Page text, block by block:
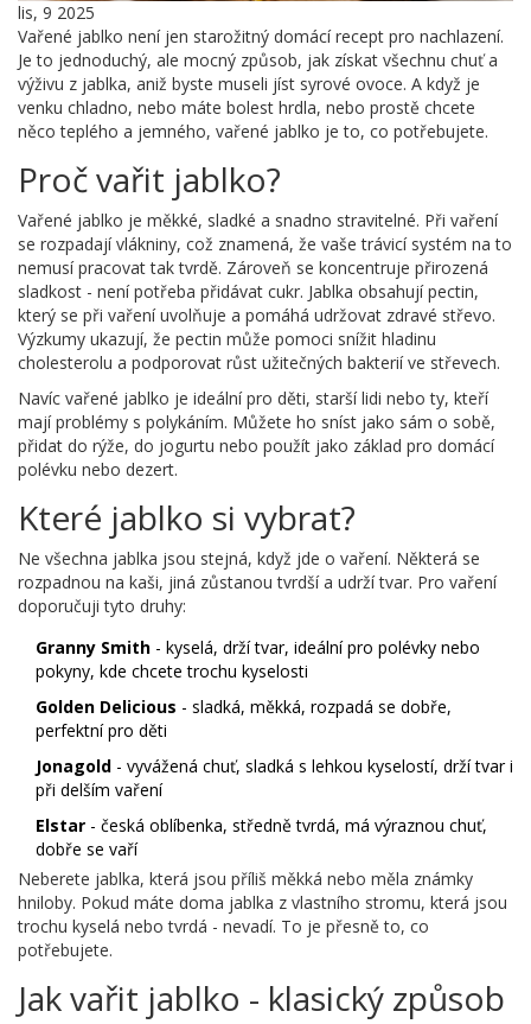
lis, 9 2025
Vařené jablko není jen starožitný domácí recept pro nachlazení.
Je to jednoduchý, ale mocný způsob, jak získat všechnu chuť a
výživu z jablka, aniž byste museli jíst syrové ovoce. A když je
venku chladno, nebo máte bolest hrdla, nebo prostě chcete
něco teplého a jemného, vařené jablko je to, co potřebujete.
Proč vařit jablko?
Vařené jablko je měkké, sladké a snadno stravitelné. Při vaření
se rozpadají vlákniny, což znamená, že vaše trávicí systém na to
nemusí pracovat tak tvrdě. Zároveň se koncentruje přirozená
sladkost - není potřeba přidávat cukr. Jablka obsahují pectin,
který se při vaření uvolňuje a pomáhá udržovat zdravé střevo.
Výzkumy ukazují, že pectin může pomoci snížit hladinu
cholesterolu a podporovat růst užitečných bakterií ve střevech.
Navíc vařené jablko je ideální pro děti, starší lidi nebo ty, kteří
mají problémy s polykáním. Můžete ho sníst jako sám o sobě,
přidat do rýže, do jogurtu nebo použít jako základ pro domácí
polévku nebo dezert.
Které jablko si vybrat?
Ne všechna jablka jsou stejná, když jde o vaření. Některá se
rozpadnou na kaši, jiná zůstanou tvrdší a udrží tvar. Pro vaření
doporučuji tyto druhy:
Granny Smith - kyselá, drží tvar, ideální pro polévky nebo
pokyny, kde chcete trochu kyselosti
Golden Delicious - sladká, měkká, rozpadá se dobře,
perfektní pro děti
Jonagold - vyvážená chuť, sladká s lehkou kyselostí, drží tvar i
při delším vaření
Elstar - česká oblíbenka, středně tvrdá, má výraznou chuť,
dobře se vaří
Neberete jablka, která jsou příliš měkká nebo měla známky
hniloby. Pokud máte doma jablka z vlastního stromu, která jsou
trochu kyselá nebo tvrdá - nevadí. To je přesně to, co
potřebujete.
Jak vařit jablko - klasický způsob